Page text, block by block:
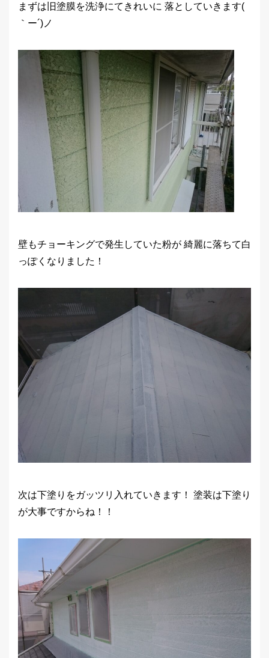
まずは旧塗膜を洗浄にてきれいに 落としていきます(
｀ー´)ノ
壁もチョーキングで発生していた粉が 綺麗に落ちて白
っぽくなりました！
次は下塗りをガッツリ入れていきます！ 塗装は下塗り
が大事ですからね！！